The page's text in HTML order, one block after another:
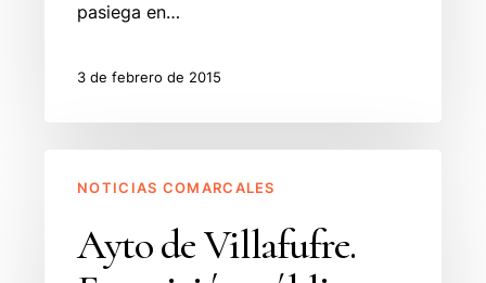
pasiega en…
3 de febrero de 2015
Exposición
NOTICIAS COMARCALES
Ayto de Villafufre.